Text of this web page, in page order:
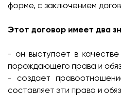
форме, с заключением
Этот договор имеет два
- он выступает в
порождающего права и
- создает
составляет эти права и